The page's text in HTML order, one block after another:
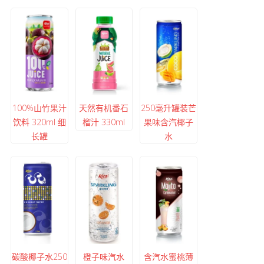
100%山竹果汁
饮料 320ml 细
长罐
天然有机番石
榴汁 330ml
250毫升罐装芒
果味含汽椰子
水
碳酸椰子水250
橙子味汽水
含汽水蜜桃薄